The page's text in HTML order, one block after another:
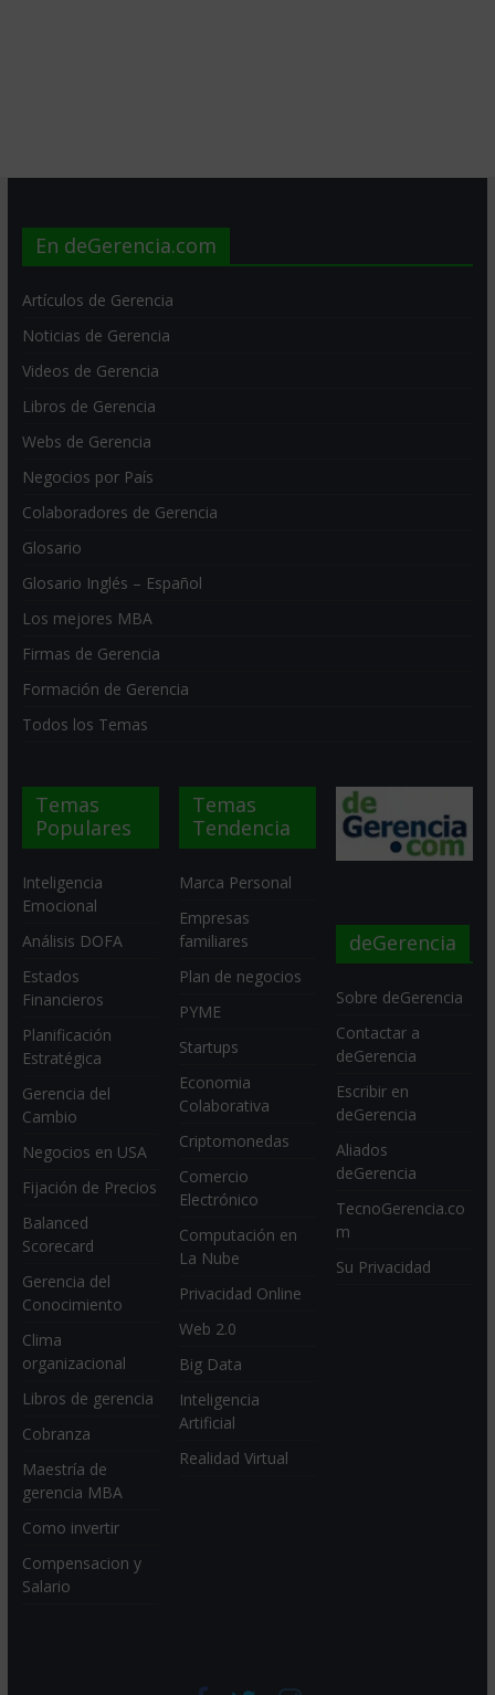
En deGerencia.com
Artículos de Gerencia
Noticias de Gerencia
Videos de Gerencia
Libros de Gerencia
Webs de Gerencia
Negocios por País
Colaboradores de Gerencia
Glosario
Glosario Inglés – Español
Los mejores MBA
Firmas de Gerencia
Formación de Gerencia
Todos los Temas
Temas
Populares
Inteligencia
Emocional
Análisis DOFA
Estados
Financieros
Planificación
Estratégica
Gerencia del
Cambio
Negocios en USA
Fijación de Precios
Balanced
Scorecard
Gerencia del
Conocimiento
Clima
organizacional
Libros de gerencia
Cobranza
Maestría de
gerencia MBA
Como invertir
Compensacion y
Salario
Temas
Tendencia
Marca Personal
Empresas
familiares
Plan de negocios
PYME
Startups
Economia
Colaborativa
Criptomonedas
Comercio
Electrónico
Computación en
La Nube
Privacidad Online
Web 2.0
Big Data
Inteligencia
Artificial
Realidad Virtual
deGerencia
Sobre deGerencia
Contactar a
deGerencia
Escribir en
deGerencia
Aliados
deGerencia
TecnoGerencia.co
m
Su Privacidad